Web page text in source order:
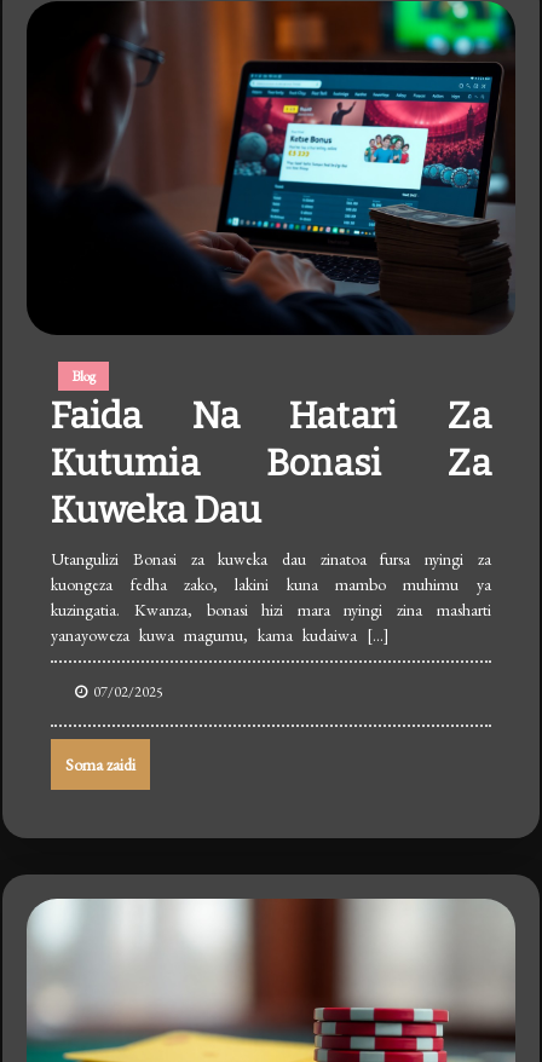
Blog
Faida Na Hatari Za
Kutumia Bonasi Za
Kuweka Dau
Utangulizi Bonasi za kuweka dau zinatoa fursa nyingi za
kuongeza fedha zako, lakini kuna mambo muhimu ya
kuzingatia. Kwanza, bonasi hizi mara nyingi zina masharti
yanayoweza kuwa magumu, kama kudaiwa […]
07/02/2025
Soma zaidi